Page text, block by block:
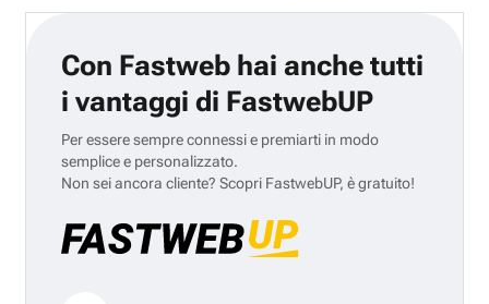
Con Fastweb hai anche tutti
i vantaggi di FastwebUP
Per essere sempre connessi e premiarti in modo
semplice e personalizzato.
Non sei ancora cliente? Scopri FastwebUP, è gratuito!